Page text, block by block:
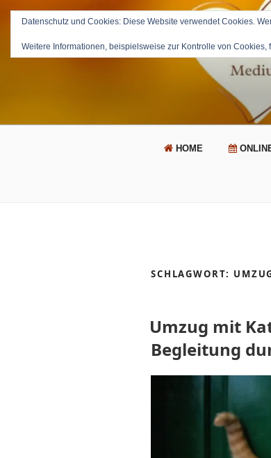
Inhalt
HOME
SCHLAGWORT:
Umzug mit
Begleitung
Datenschutz und Cookies: Diese Website verwendet Cookies.
Weitere Informationen, beispielsweise zur Kontrolle von Cookies,